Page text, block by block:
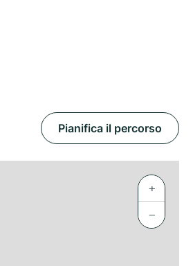
Pianifica il percorso
+
−